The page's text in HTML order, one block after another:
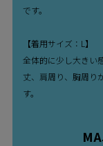
です。
【着用サイズ：L】
全体的に少し大きい
丈、肩周り、胸周り
す。